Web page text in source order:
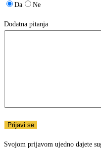
Da
Ne
Dodatna pitanja
Svojom prijavom ujedno dajete